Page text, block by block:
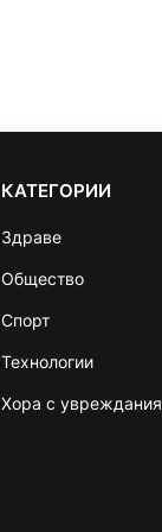
КАТЕГОРИИ
Здраве
Общество
Спорт
Технологии
Хора с увреждания